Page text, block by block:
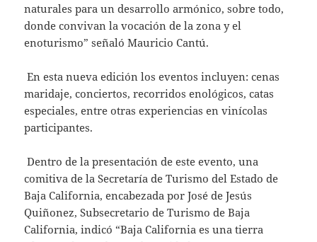
naturales para un desarrollo armónico, sobre todo,
donde convivan la vocación de la zona y el
enoturismo” señaló Mauricio Cantú.
En esta nueva edición los eventos incluyen: cenas
maridaje, conciertos, recorridos enológicos, catas
especiales, entre otras experiencias en vinícolas
participantes.
Dentro de la presentación de este evento, una
comitiva de la Secretaría de Turismo del Estado de
Baja California, encabezada por José de Jesús
Quiñonez, Subsecretario de Turismo de Baja
California, indicó “Baja California es una tierra